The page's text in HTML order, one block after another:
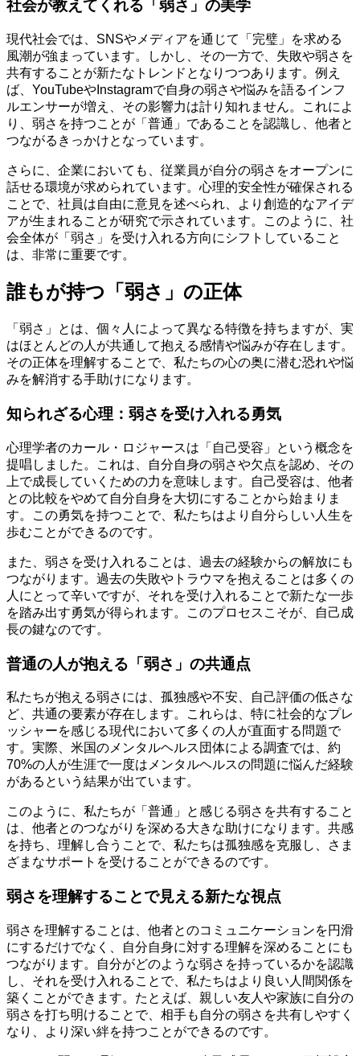
社会が教えてくれる「弱さ」の美学
現代社会では、SNSやメディアを通じて「完璧」を求める
風潮が強まっています。しかし、その一方で、失敗や弱さを
共有することが新たなトレンドとなりつつあります。例え
ば、YouTubeやInstagramで自身の弱さや悩みを語るインフ
ルエンサーが増え、その影響力は計り知れません。これによ
り、弱さを持つことが「普通」であることを認識し、他者と
つながるきっかけとなっています。
さらに、企業においても、従業員が自分の弱さをオープンに
話せる環境が求められています。心理的安全性が確保される
ことで、社員は自由に意見を述べられ、より創造的なアイデ
アが生まれることが研究で示されています。このように、社
会全体が「弱さ」を受け入れる方向にシフトしていること
は、非常に重要です。
誰もが持つ「弱さ」の正体
「弱さ」とは、個々人によって異なる特徴を持ちますが、実
はほとんどの人が共通して抱える感情や悩みが存在します。
その正体を理解することで、私たちの心の奥に潜む恐れや悩
みを解消する手助けになります。
知られざる心理：弱さを受け入れる勇気
心理学者のカール・ロジャースは「自己受容」という概念を
提唱しました。これは、自分自身の弱さや欠点を認め、その
上で成長していくための力を意味します。自己受容は、他者
との比較をやめて自分自身を大切にすることから始まりま
す。この勇気を持つことで、私たちはより自分らしい人生を
歩むことができるのです。
また、弱さを受け入れることは、過去の経験からの解放にも
つながります。過去の失敗やトラウマを抱えることは多くの
人にとって辛いですが、それを受け入れることで新たな一歩
を踏み出す勇気が得られます。このプロセスこそが、自己成
長の鍵なのです。
普通の人が抱える「弱さ」の共通点
私たちが抱える弱さには、孤独感や不安、自己評価の低さな
ど、共通の要素が存在します。これらは、特に社会的なプレ
ッシャーを感じる現代において多くの人が直面する問題で
す。実際、米国のメンタルヘルス団体による調査では、約
70%の人が生涯で一度はメンタルヘルスの問題に悩んだ経験
があるという結果が出ています。
このように、私たちが「普通」と感じる弱さを共有すること
は、他者とのつながりを深める大きな助けになります。共感
を持ち、理解し合うことで、私たちは孤独感を克服し、さま
ざまなサポートを受けることができるのです。
弱さを理解することで見える新たな視点
弱さを理解することは、他者とのコミュニケーションを円滑
にするだけでなく、自分自身に対する理解を深めることにも
つながります。自分がどのような弱さを持っているかを認識
し、それを受け入れることで、私たちはより良い人間関係を
築くことができます。たとえば、親しい友人や家族に自分の
弱さを打ち明けることで、相手も自分の弱さを共有しやすく
なり、より深い絆を持つことができるのです。